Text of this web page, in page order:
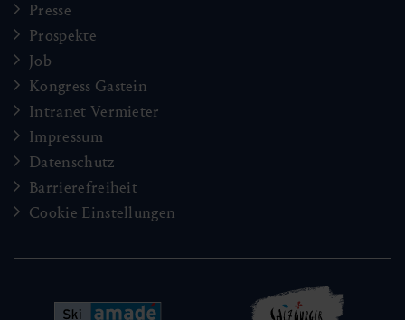
Presse
Prospekte
Job
Kongress Gastein
Intranet Vermieter
Impressum
Datenschutz
Barrierefreiheit
Cookie Einstellungen